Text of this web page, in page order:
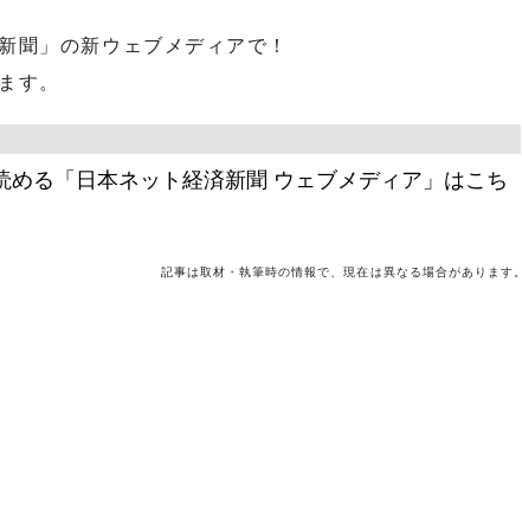
聞」の新ウェブメディアで！
す。
める「日本ネット経済新聞 ウェブメディア」はこち
記事は取材・執筆時の情報で、現在は異なる場合があります。